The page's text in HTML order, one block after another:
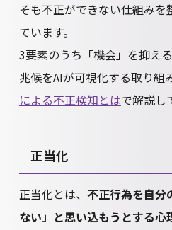
そも不正ができない仕組み
ています。
3要素のうち「機会」を抑え
兆候をAIが可視化する取り組
による不正検知とはで解説し
正当化
正当化とは、 不正行為を自分
ない」と思い込もうとする心